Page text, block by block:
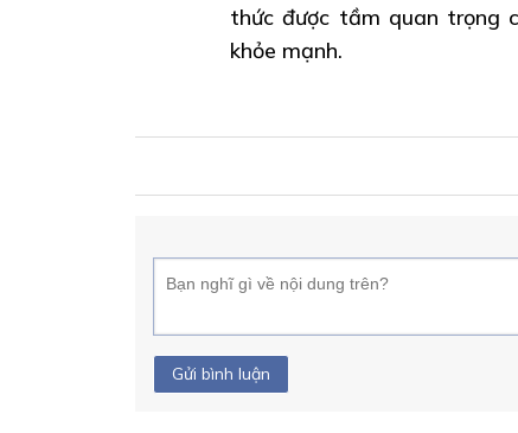
thức được tầm quan trọng
khỏe mạnh.
Gửi bình luận